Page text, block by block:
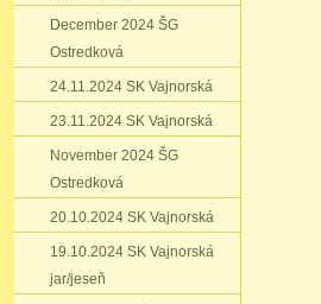
December 2024 ŠG
Ostredková
24.11.2024 SK Vajnorská
23.11.2024 SK Vajnorská
November 2024 ŠG
Ostredková
20.10.2024 SK Vajnorská
19.10.2024 SK Vajnorská
jar/jeseň